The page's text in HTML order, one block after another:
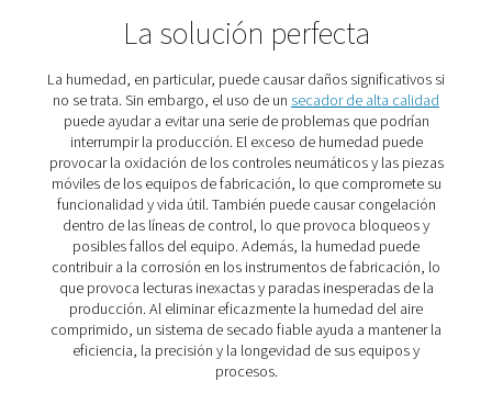
aceite, todo lo cual puede afectar negativamente a la
sus textiles si entran en contacto con ellos.
comprometer la integridad del producto, estos
también pueden causar daños significativos en el
producción e interrumpir los procesos de
evitar estos problemas, es esencial tratar el aire antes
Afortunadamente, hay varias tecnologías
garantizar que el aire comprimido cumpla con los
calidad necesarios. Las partículas se pueden eliminar
filtros, mientras que la humedad y el agua se
eficazmente a través derefrigeradoresposteriores,
separadores de agua,drenajes de condensado
adicional. La contaminación por aceite se puede
filtros especializados y torres de carbono o